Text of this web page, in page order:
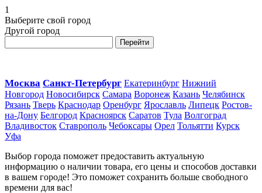
1
Выберите свой город
Другой город
Перейти
Москва Санкт-Петербург Екатеринбург Нижний
Новгород Новосибирск Самара Воронеж Казань Челябинск
Рязань Тверь Краснодар Оренбург Ярославль Липецк Ростов-
на-Дону Белгород Красноярск Саратов Тула Волгоград
Владивосток Ставрополь Чебоксары Орел Тольятти Курск
Уфа
Выбор города поможет предоставить актуальную
информацию о наличии товара, его цены и способов доставки
в вашем городе! Это поможет сохранить больше свободного
времени для вас!